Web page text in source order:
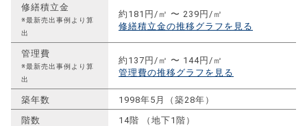
修繕積立金
※最新売出事例より算
出
約181円/㎡ 〜 239円/㎡
修繕積立金の推移グラフを見る
管理費
※最新売出事例より算
出
約137円/㎡ 〜 144円/㎡
管理費の推移グラフを見る
築年数
1998年5月（築28年）
階数
14階 （地下1階）